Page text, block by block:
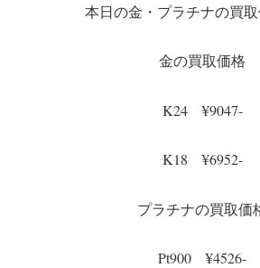
本日の金・プラチナの買
金の買取価格
K24 ¥9047-
K18 ¥6952-
プラチナの買取価
Pt900 ¥4526-